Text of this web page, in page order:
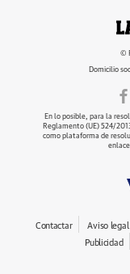
©
Domicilio
En lo posible, para la
Reglamento (UE) 524/
como plataforma de
enlace
Contactar Aviso legal
Publicidad